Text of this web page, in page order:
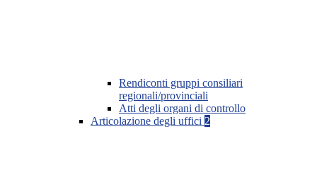
Rendiconti gruppi consiliari
regionali/provinciali
Atti degli organi di controllo
Articolazione degli uffici 2